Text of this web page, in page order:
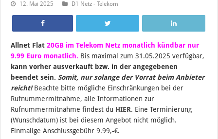
12. Mai 2025 D1 Netz - Telekom
Allnet Flat20GB im Telekom Netz monatlich kündbar nur
9.99 Euro monatlich. Bis maximal zum 31.05.2025 verfügbar,
kann vorher ausverkauft bzw. in der angegebenen
beendet sein. Somit, nur solange der Vorrat beim Anbieter
reicht!Beachte bitte mögliche Einschränkungen bei der
Rufnummermitnahme, alle Informationen zur
Rufnummermitnahme findest du HIER. Eine Terminierung
(Wunschdatum) ist bei diesem Angebot nicht möglich.
Einmalige Anschlussgebühr 9.99,-€.